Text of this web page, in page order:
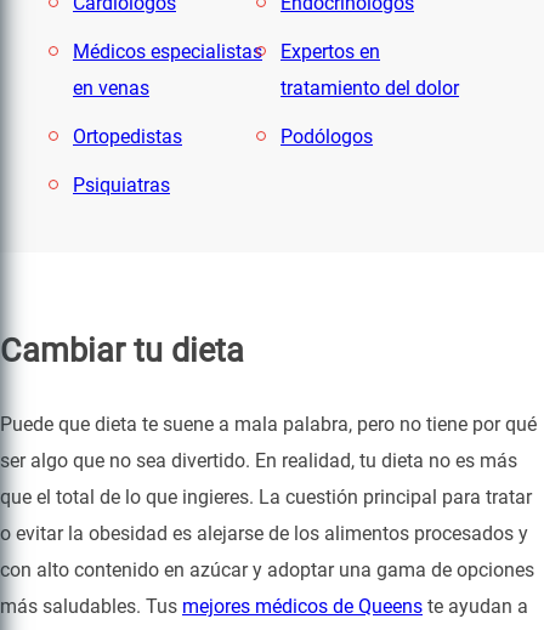
Médicos especialistas
en venas
Expertos en
tratamiento del dolor
Ortopedistas Podólogos
Psiquiatras
Cambiar tu dieta
Puede que dieta te suene a mala palabra, pero no tiene por qué
ser algo que no sea divertido. En realidad, tu dieta no es más
que el total de lo que ingieres. La cuestión principal para tratar
o evitar la obesidad es alejarse de los alimentos procesados y
con alto contenido en azúcar y adoptar una gama de opciones
más saludables. Tus mejores médicos de Queens te ayudan a